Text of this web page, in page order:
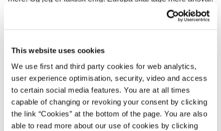
This website uses cookies
We use first and third party cookies for web analytics,
user experience optimisation, security, video and access
to certain social media features. You are at all times
capable of changing or revoking your consent by clicking
the link “Cookies” at the bottom of the page. You are also
able to read more about our use of cookies by clicking
I Europa har landene sat fokus på at styrke EU’s rolle på
hård sikkerhed, mens EU har fokus på blødere sikkerhed,
inklusiv stabilisering og udvikling.
Med militære midler kan man vinde krige, men freden
vinder man kun med en bred vifte af instrumenter. Her
spiller EU en stærk rolle, ligesom dansk udviklingspolitik
og vores bidrag på 0,7 procent af BNI er en vigtig del af